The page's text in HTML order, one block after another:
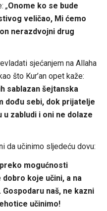
„Onome ko se bude
veličao, Mi ćemo
nerazdvojni drug
sjećanjem na Allaha
što Kur’an opet kaže:
sablazan šejtanska
dođu sebi, dok prijatelje
zabludi i oni ne dolaze
da učinimo sljedeću dovu:
mogućnosti
koje učini, a na
naš, ne kazni
učinimo!